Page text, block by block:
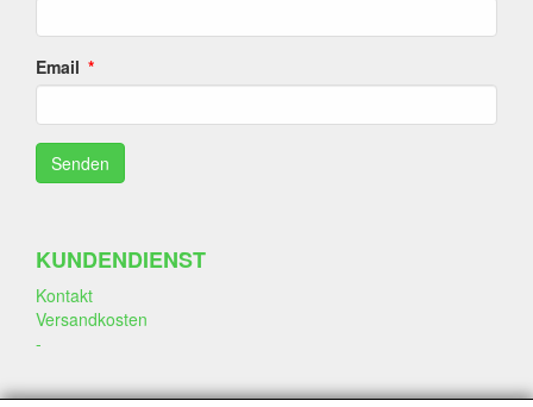
Email
KUNDENDIENST
Kontakt
Versandkosten
-